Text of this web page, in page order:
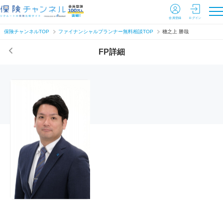
会員登録 ログイン
保険チャンネルTOP ファイナンシャルプランナー無料相談TOP 穗之上 勝哉
FP詳細